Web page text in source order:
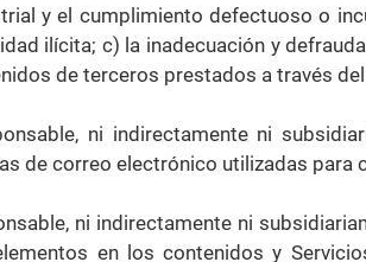
y el cumplimiento defectuoso o
ilícita; c) la inadecuación y
de terceros prestados a través
ni indirectamente ni
de correo electrónico utilizadas
ni indirectamente ni
en los contenidos y